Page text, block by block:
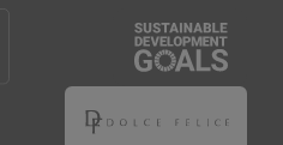
別規定に違反した場合。
合においても、当該会員は、
発生した支払義務等の取引上
の履行責任を免れないものと